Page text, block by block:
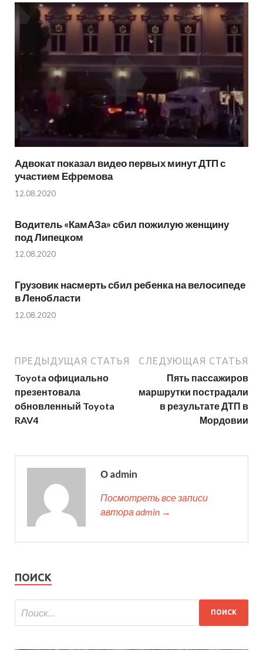
Адвокат показал видео первых минут ДТП с
участием Ефремова
12.08.2020
Водитель «КамАЗа» сбил пожилую женщину
под Липецком
12.08.2020
Грузовик насмерть сбил ребенка на велосипеде
в Ленобласти
12.08.2020
ПРЕДЫДУЩАЯ СТАТЬЯ
Toyota официально
презентовала
обновленный Toyota
RAV4
СЛЕДУЮЩАЯ СТАТЬЯ
Пять пассажиров
маршрутки пострадали
в результате ДТП в
Мордовии
О admin
Посмотреть все записи
автора admin →
ПОИСК